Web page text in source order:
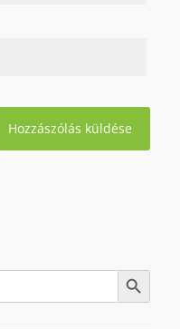
Search Button